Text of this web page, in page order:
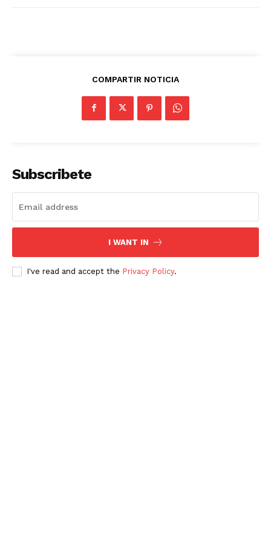
COMPARTIR NOTICIA
Subscribete
I WANT IN
I've read and accept the Privacy Policy.